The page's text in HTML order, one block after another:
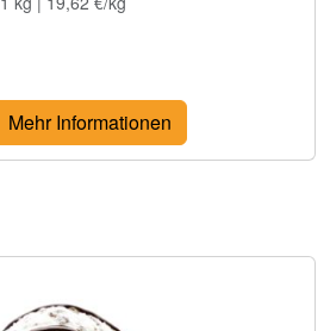
Mehr Informationen